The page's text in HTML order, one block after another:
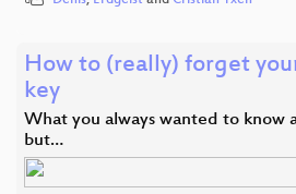
How to (really) forget
key
What you always wanted to know
but…